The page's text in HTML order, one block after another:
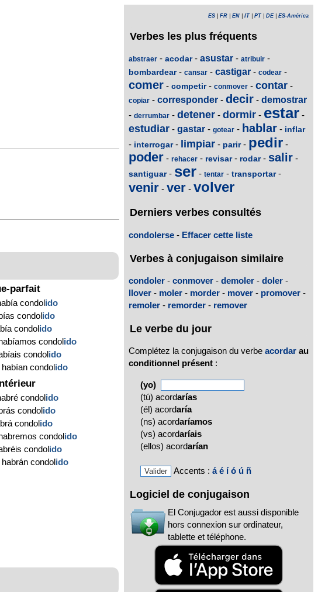
parfait
condolido
condolido
condolido
condolido
condolido
condolido
condolido
condolido
condolido
condolido
condolido
condolido
ES FR EN IT PT DE| ES-América
Verbes les plus fréquents
abstraer - acodar- asustar - atribuir -
bombardear- cansar - castigar - codear -
comer - competir- conmover - contar -
copiar - corresponder - decir - demostrar
- derrumbar - detener - dormir - estar -
estudiar - gastar - gotear - hablar - inflar
- interrogar- limpiar - parir- pedir -
poder - rehacer - revisar- rodar- salir -
santiguar- ser - tentar - transportar-
venir - ver - volver
Derniers verbes consultés
condolerse - Effacer cette liste
Verbes à conjugaison similaire
condoler - conmover - demoler - doler -
llover - moler - morder - mover - promover -
remoler - remorder - remover
Le verbe du jour
Complétez la conjugaison du verbe acordar au
conditionnel présent :
(yo)
(tú) acordarías
(él) acordaría
(ns) acordaríamos
(vs) acordaríais
(ellos) acordarían
Accents : á é í ó ú ñ
Logiciel de conjugaison
El Conjugador est aussi disponible
hors connexion sur ordinateur,
tablette et téléphone.